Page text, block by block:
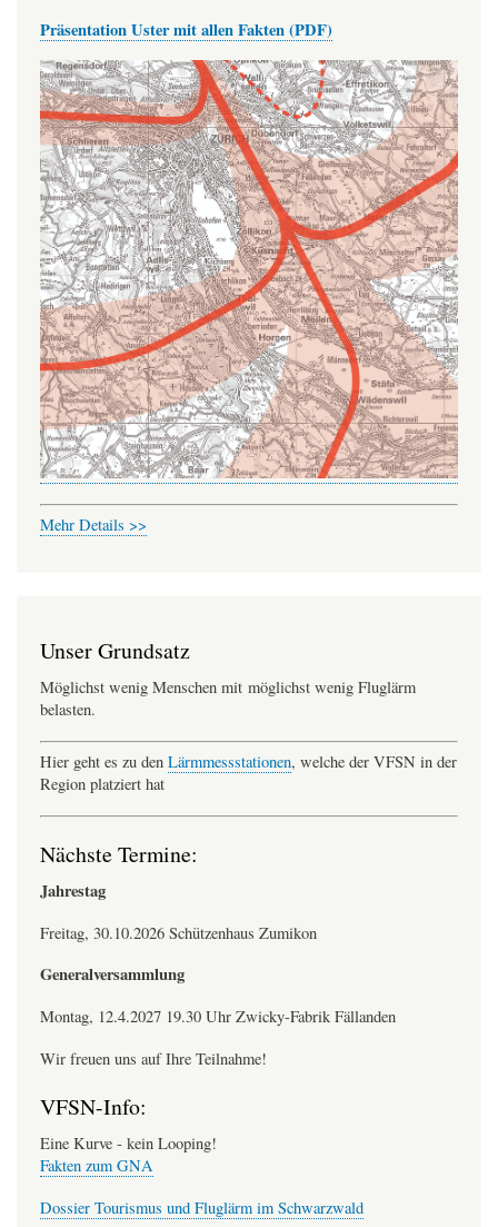
Präsentation Uster mit allen Fakten (PDF)
Mehr Details >>
Unser Grundsatz
Möglichst wenig Menschen mit möglichst wenig Fluglärm
belasten.
Hier geht es zu den Lärmmessstationen, welche der VFSN in der
Region platziert hat
Nächste Termine:
Jahrestag
Freitag, 30.10.2026 Schützenhaus Zumikon
Generalversammlung
Montag, 12.4.2027 19.30 Uhr Zwicky-Fabrik Fällanden
Wir freuen uns auf Ihre Teilnahme!
VFSN-Info:
Eine Kurve - kein Looping!
Fakten zum GNA
Dossier Tourismus und Fluglärm im Schwarzwald